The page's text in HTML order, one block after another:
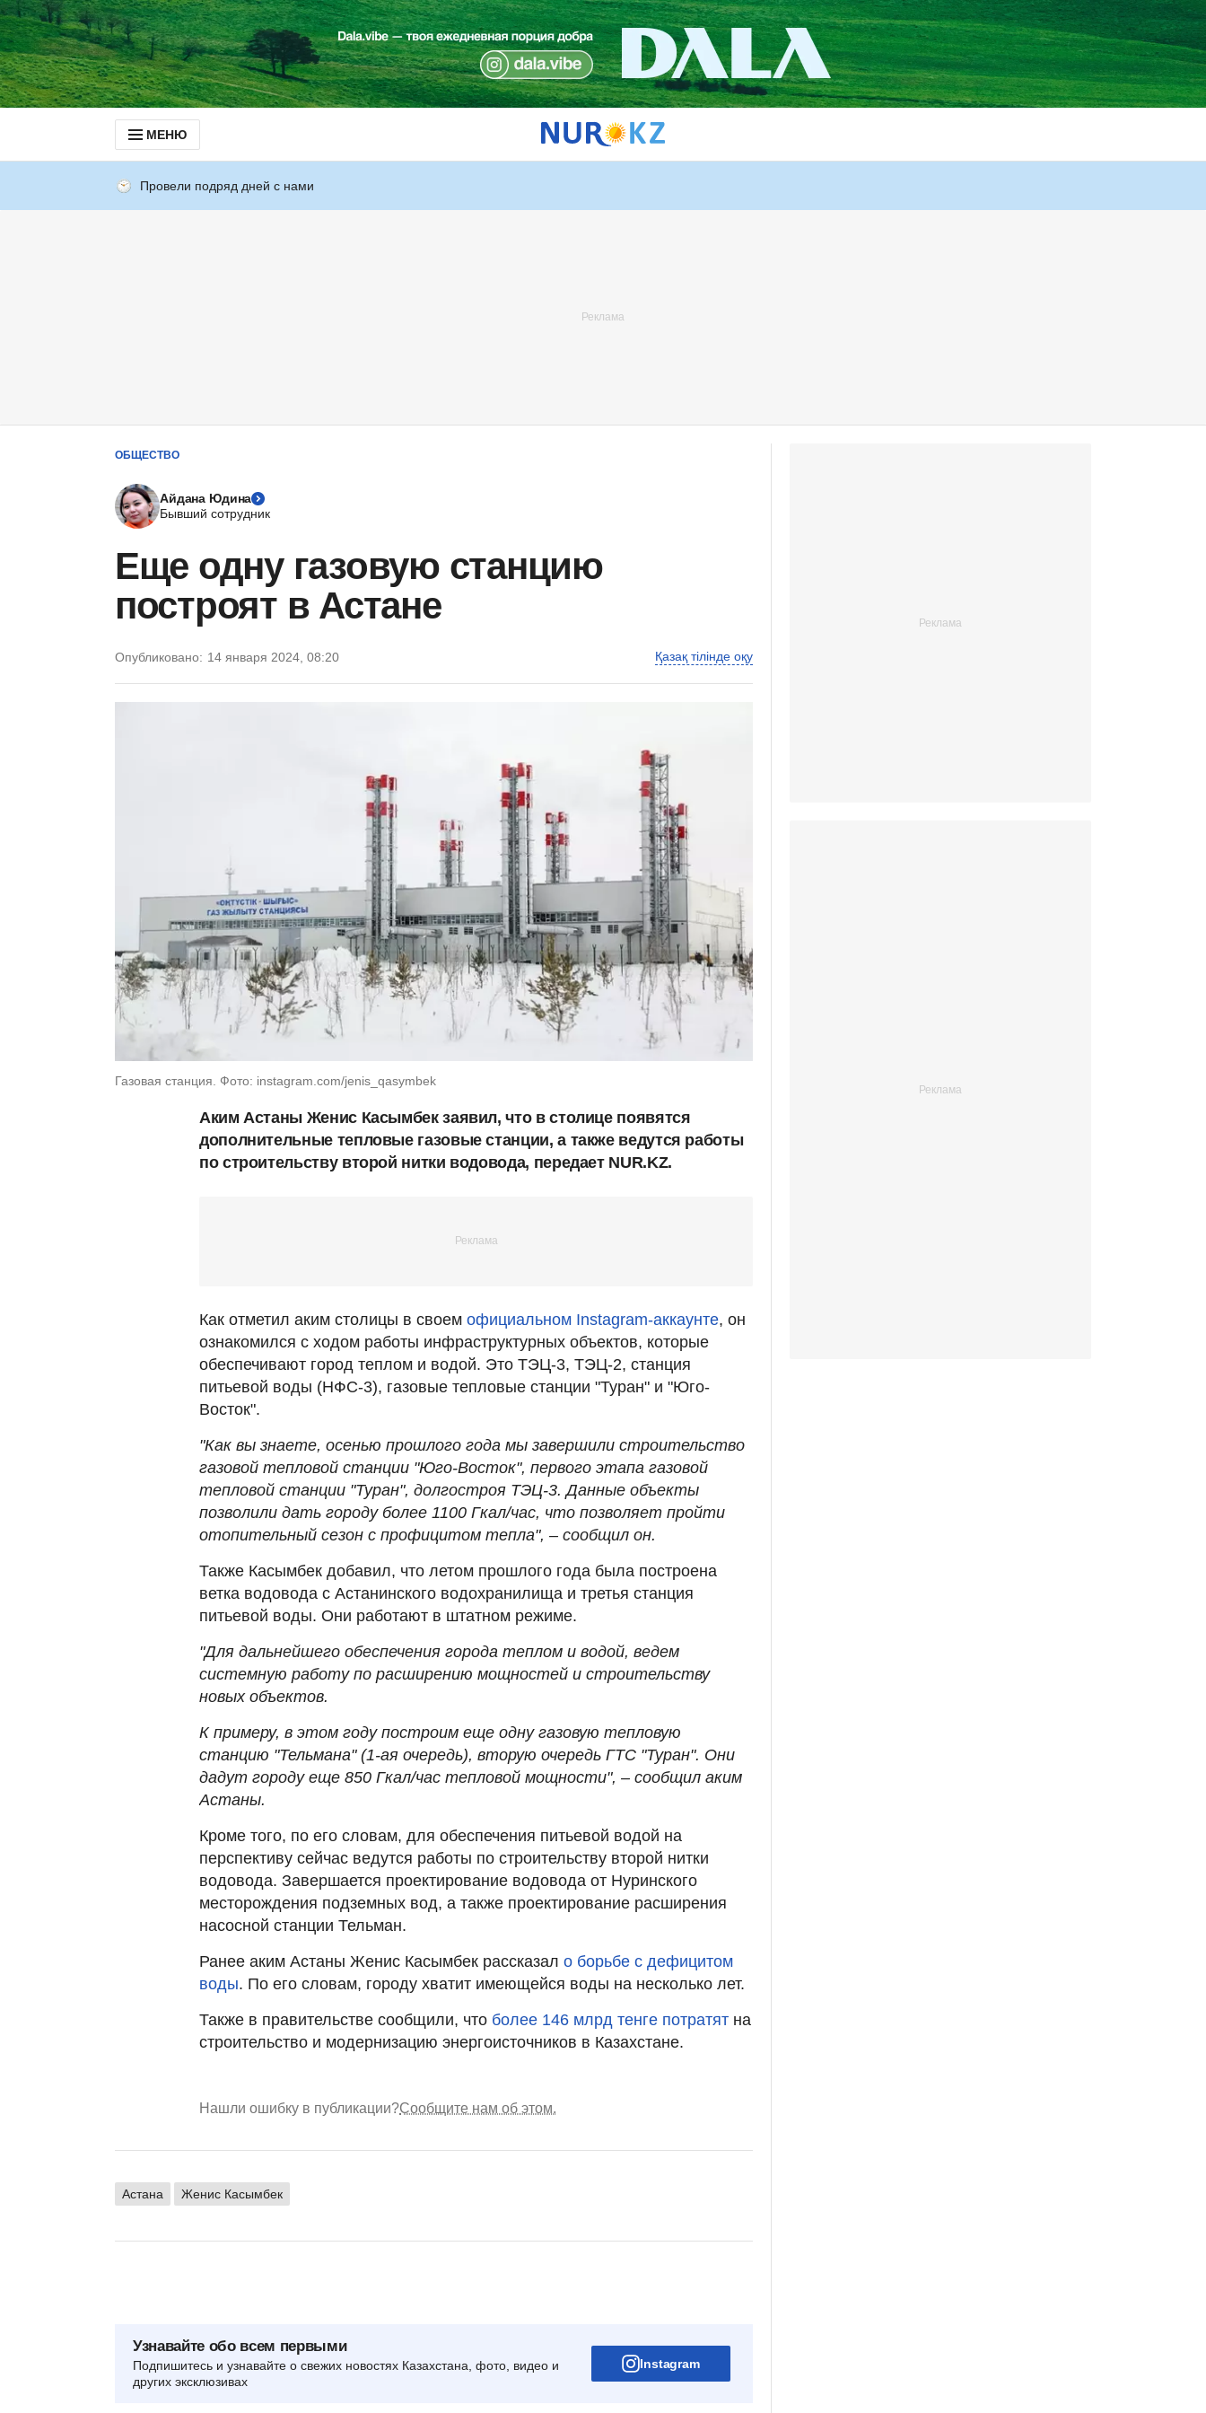
МЕНЮ
Провели подряд дней с нами
ОБЩЕСТВО
Айдана Юдина
Бывший сотрудник
Еще одну газовую станцию
построят в Астане
Опубликовано: 14 января 2024, 08:20 Қазақ тілінде оқу
Газовая станция. Фото: instagram.com/jenis_qasymbek
Аким Астаны Женис Касымбек заявил, что в столице появятся
дополнительные тепловые газовые станции, а также ведутся работы
по строительству второй нитки водовода, передает NUR.KZ.
Как отметил аким столицы в своем официальном Instagram-аккаунте, он
ознакомился с ходом работы инфраструктурных объектов, которые
обеспечивают город теплом и водой. Это ТЭЦ-3, ТЭЦ-2, станция
питьевой воды (НФС-3), газовые тепловые станции "Туран" и "Юго-
Восток".
"Как вы знаете, осенью прошлого года мы завершили строительство
газовой тепловой станции "Юго-Восток", первого этапа газовой
тепловой станции "Туран", долгостроя ТЭЦ-3. Данные объекты
позволили дать городу более 1100 Гкал/час, что позволяет пройти
отопительный сезон с профицитом тепла", – сообщил он.
Также Касымбек добавил, что летом прошлого года была построена
ветка водовода с Астанинского водохранилища и третья станция
питьевой воды. Они работают в штатном режиме.
"Для дальнейшего обеспечения города теплом и водой, ведем
системную работу по расширению мощностей и строительству
новых объектов.
К примеру, в этом году построим еще одну газовую тепловую
станцию "Тельмана" (1-ая очередь), вторую очередь ГТС "Туран". Они
дадут городу еще 850 Гкал/час тепловой мощности", – сообщил аким
Астаны.
Кроме того, по его словам, для обеспечения питьевой водой на
перспективу сейчас ведутся работы по строительству второй нитки
водовода. Завершается проектирование водовода от Нуринского
месторождения подземных вод, а также проектирование расширения
насосной станции Тельман.
Ранее аким Астаны Женис Касымбек рассказал о борьбе с дефицитом
воды. По его словам, городу хватит имеющейся воды на несколько лет.
Также в правительстве сообщили, что более 146 млрд тенге потратят на
строительство и модернизацию энергоисточников в Казахстане.
Нашли ошибку в публикации?Сообщите нам об этом.
Астана Женис Касымбек
Узнавайте обо всем первыми
Подпишитесь и узнавайте о свежих новостях Казахстана, фото, видео и
других эксклюзивах
Instagram